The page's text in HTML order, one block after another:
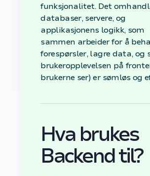
funksjonalitet. Det
databaser, servere, og
applikasjonens logikk, som
sammen arbeider for å
forespørsler, lagre data, og
brukeropplevelsen på
brukerne ser) er sømløs og
Hva brukes
Backend til?